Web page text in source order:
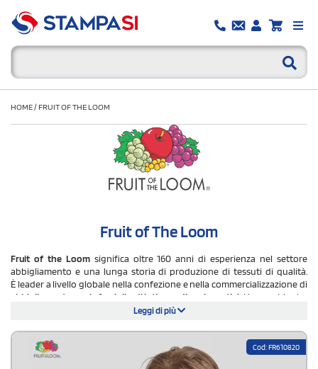
HOME/FRUIT OF THE LOOM
Fruit of The Loom
Fruit of the Loomsignifica oltre 160 anni di esperienza nel settore
abbigliamento e una lunga storia di produzione di tessuti di qualità.
È leader a livello globale nella confezione e nella commercializzazione di
abbigliamento per la famiglia, di intimo e di capi sportivi. Un marchio che
tutti conoscono, amano e in cui hanno fiducia, riconosciuto nel mondo,
Le sue magliette sono simbolo nel mondo di comodità, vestibilità e
qualità. Una vestibilità adatta a tutti, che non si preoccupa delle
Leggi di più
Cod: FR610820